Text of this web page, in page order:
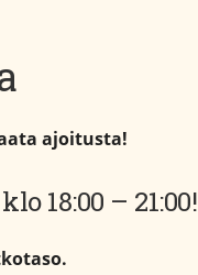
ajoitusta!
18:00 – 21:00!